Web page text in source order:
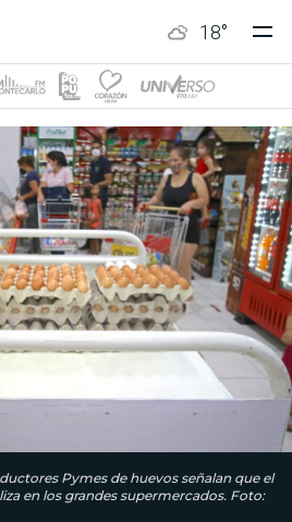
18°
Pymes de huevos señalan que el
en los grandes supermercados. Foto: